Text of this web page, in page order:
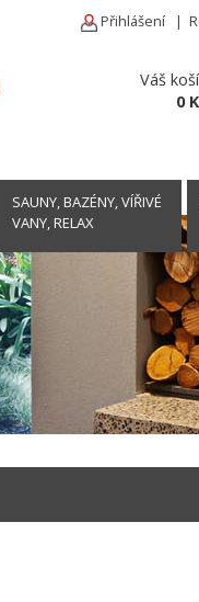
Přihlášení |
Váš
0
SAUNY, BAZÉNY, VÍŘIVÉ
VANY, RELAX